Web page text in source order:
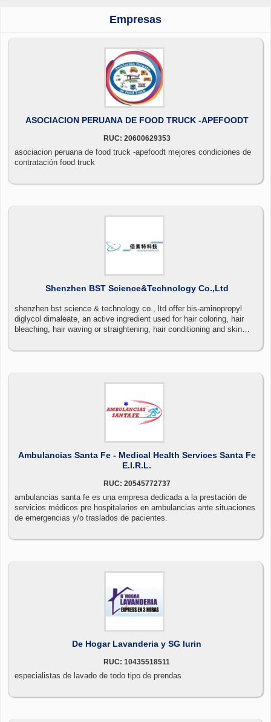
Empresas
ASOCIACION PERUANA DE FOOD TRUCK -APEFOODT
RUC: 20600629353
asociacion peruana de food truck -apefoodt mejores condiciones de
contratación food truck
Shenzhen BST Science&Technology Co.,Ltd
shenzhen bst science & technology co., ltd offer bis-aminopropyl
diglycol dimaleate, an active ingredient used for hair coloring, hair
bleaching, hair waving or straightening, hair conditioning and skin
Ambulancias Santa Fe - Medical Health Services Santa Fe
E.I.R.L.
RUC: 20545772737
ambulancias santa fe es una empresa dedicada a la prestación de
servicios médicos pre hospitalarios en ambulancias ante situaciones
de emergencias y/o traslados de pacientes.
De Hogar Lavanderia y SG lurin
RUC: 10435518511
especialistas de lavado de todo tipo de prendas